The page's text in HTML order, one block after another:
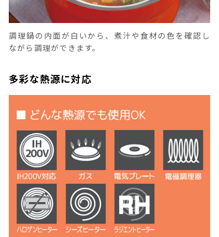
調理鍋の内面が白いから、煮汁や食材の色を確認し
ながら調理ができます。
多彩な熱源に対応